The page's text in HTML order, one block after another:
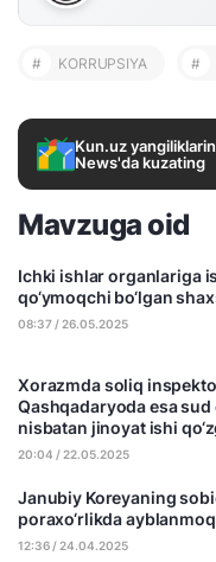
# KORRUPSIYA #
Kun.uz
News'da kuzating
Mavzuga oid
Ichki ishlar organlariga
qo‘ymoqchi bo‘lgan
08:37 / 26.05.2025
Xorazmda soliq
Qashqadaryoda esa
nisbatan jinoyat ishi
20:04 / 22.05.2025
Janubiy Koreyaning
poraxo‘rlikda
12:36 / 24.04.2025